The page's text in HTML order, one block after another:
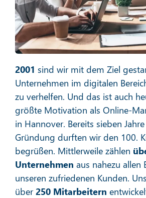
Mehr erfahren
E-Mail-
Mehr erfahren
2001 sind wir mit dem Ziel
Unternehmen im digitalen
zu verhelfen. Und das ist auch
größte Motivation als Online-
in Hannover. Bereits sieben
Gründung durften wir den 100.
begrüßen. Mittlerweile zählen
Unternehmen aus nahezu allen
unseren zufriedenen Kunden.
über250 Mitarbeitern